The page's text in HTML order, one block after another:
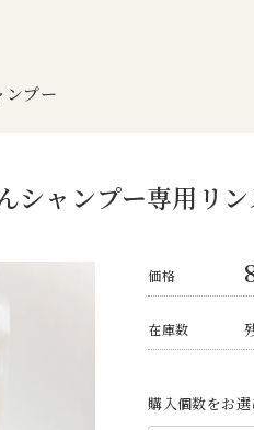
ンプー
シャンプー専用リ
価格
在庫数
購入個数をお